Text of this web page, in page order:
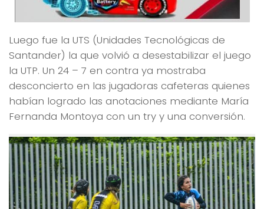
Luego fue la UTS (Unidades Tecnológicas de
Santander) la que volvió a desestabilizar el juego
la UTP. Un 24 – 7 en contra ya mostraba
desconcierto en las jugadoras cafeteras quienes
habían logrado las anotaciones mediante María
Fernanda Montoya con un try y una conversión.